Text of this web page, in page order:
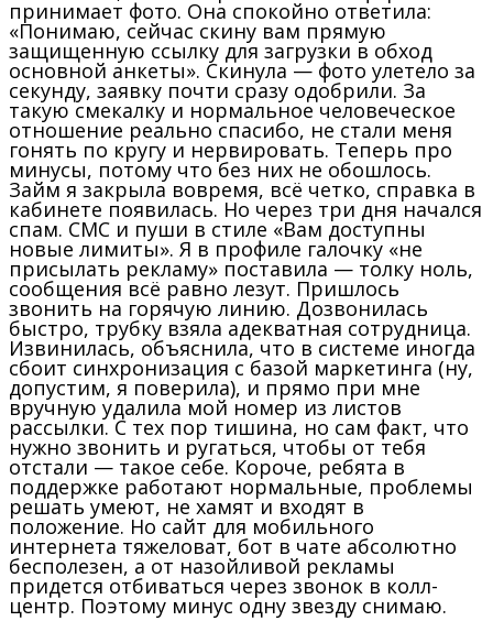
принимает фото. Она спокойно ответила:
«Понимаю, сейчас скину вам прямую
защищенную ссылку для загрузки в обход
основной анкеты». Скинула — фото улетело за
секунду, заявку почти сразу одобрили. За
такую смекалку и нормальное человеческое
отношение реально спасибо, не стали меня
гонять по кругу и нервировать. Теперь про
минусы, потому что без них не обошлось.
Займ я закрыла вовремя, всё четко, справка в
кабинете появилась. Но через три дня начался
спам. СМС и пуши в стиле «Вам доступны
новые лимиты». Я в профиле галочку «не
присылать рекламу» поставила — толку ноль,
сообщения всё равно лезут. Пришлось
звонить на горячую линию. Дозвонилась
быстро, трубку взяла адекватная сотрудница.
Извинилась, объяснила, что в системе иногда
сбоит синхронизация с базой маркетинга (ну,
допустим, я поверила), и прямо при мне
вручную удалила мой номер из листов
рассылки. С тех пор тишина, но сам факт, что
нужно звонить и ругаться, чтобы от тебя
отстали — такое себе. Короче, ребята в
поддержке работают нормальные, проблемы
решать умеют, не хамят и входят в
положение. Но сайт для мобильного
интернета тяжеловат, бот в чате абсолютно
бесполезен, а от назойливой рекламы
придется отбиваться через звонок в колл-
центр. Поэтому минус одну звезду снимаю.